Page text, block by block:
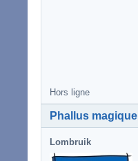
Hors ligne
Phallus magique
Lombruik